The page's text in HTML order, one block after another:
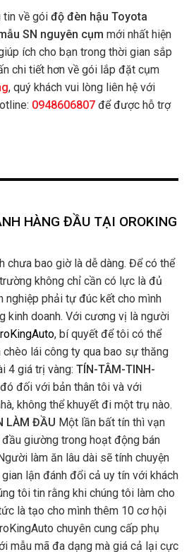
tin về gói độ đèn hậu Toyota
SN nguyên cụm mới nhất hiện
ích cho bạn trong thời gian sắp
chi tiết hơn về gói lắp đặt cụm
, quý khách vui lòng liên hệ với
0948606807 để được hỗ trợ
HÀNG ĐẦU TẠI OROKING
chưa bao giờ là dễ dàng. Để có thể
không chỉ cần có lực là đủ
nghiệp phải tự đúc kết cho mình
kinh doanh. Với cương vị là người
, bí quyết để tôi có thể
lái công ty qua bao sự thăng
4 giá trị vàng: TÍN-TÂM-TINH-
đối với bản thân tôi và với
không thể khuyết đi một trụ nào.
LÀM ĐẦU Một lần bất tín thì vạn
giường trong hoạt động bán
làm ăn lâu dài sẽ tính chuyện
lận đánh đổi cả uy tín với khách
tôi tin rằng khi chúng tôi làm cho
là tạo cho mình thêm 10 cơ hội
chuyên cung cấp phụ
mẫu mã đa dạng mà giá cả lại cực